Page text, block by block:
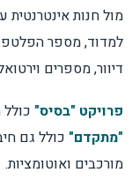
מול חנות
דיוור, מספרים
פרויקט "בסיס"
"מתקדם" כולל גם
מורכבים ואוטומציות.